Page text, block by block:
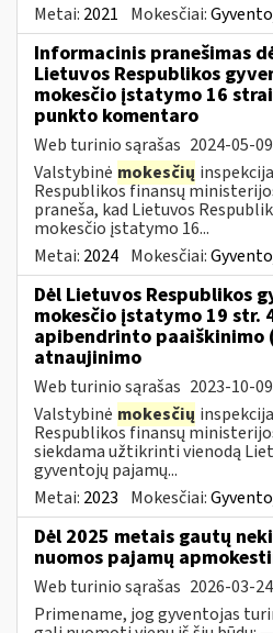
Metai: 2021 Mokesčiai:
Informacinis pranešimas
Lietuvos Respublikos
mokesčio įstatymo 16
punkto komentaro
Web turinio sąrašas 2024-05-09
Valstybinė mokesčių
Respublikos finansų
praneša, kad Lietuvos
mokesčio įstatymo 16...
Metai: 2024 Mokesčiai:
Dėl Lietuvos Respublikos
mokesčio įstatymo 19 str.
apibendrinto paaiškinimo
atnaujinimo
Web turinio sąrašas 2023-10-09
Valstybinė mokesčių
Respublikos finansų
siekdama užtikrinti vienodą
gyventojų pajamų...
Metai: 2023 Mokesčiai:
Dėl 2025 metais gautų
nuomos pajamų
Web turinio sąrašas 2026-03-24
Primename, jog gyventojas